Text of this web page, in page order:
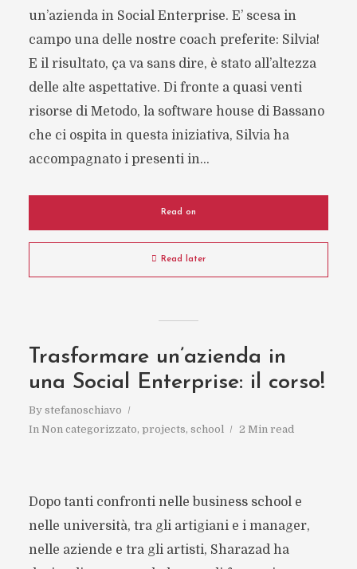
un’azienda in Social Enterprise. E’ scesa in
campo una delle nostre coach preferite: Silvia!
E il risultato, ça va sans dire, è stato all’altezza
delle alte aspettative. Di fronte a quasi venti
risorse di Metodo, la software house di Bassano
che ci ospita in questa iniziativa, Silvia ha
accompagnato i presenti in...
Read on
Read later
Trasformare un’azienda in
una Social Enterprise: il corso!
By stefanoschiavo
In Non categorizzato, projects, school 2 Min read
Dopo tanti confronti nelle business school e
nelle università, tra gli artigiani e i manager,
nelle aziende e tra gli artisti, Sharazad ha